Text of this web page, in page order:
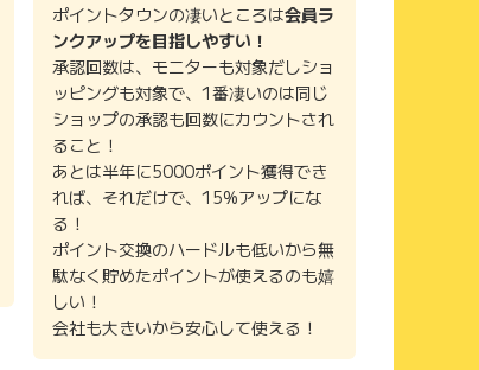
ポイントタウンの凄いところは会員ラ
ンクアップを目指しやすい！
承認回数は、モニターも対象だしショ
ッピングも対象で、1番凄いのは同じ
ショップの承認も回数にカウントされ
ること！
あとは半年に5000ポイント獲得でき
れば、それだけで、15%アップにな
る！
ポイント交換のハードルも低いから無
駄なく貯めたポイントが使えるのも嬉
しい！
会社も大きいから安心して使える！